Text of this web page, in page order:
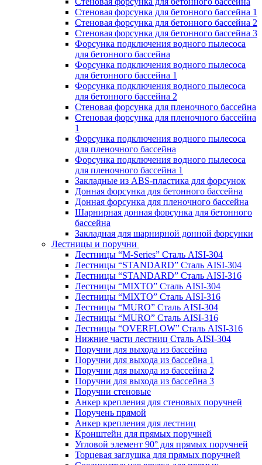
Стеновая форсунка для бетонного бассейна 1
Стеновая форсунка для бетонного бассейна 2
Стеновая форсунка для бетонного бассейна 3
Форсунка подключения водного пылесоса
для бетонного бассейна
Форсунка подключения водного пылесоса
для бетонного бассейна 1
Форсунка подключения водного пылесоса
для бетонного бассейна 2
Стеновая форсунка для пленочного бассейна
Стеновая форсунка для пленочного бассейна
1
Форсунка подключения водного пылесоса
для пленочного бассейна
Форсунка подключения водного пылесоса
для пленочного бассейна 1
Закладные из ABS-пластика для форсунок
Донная форсунка для бетонного бассейна
Донная форсунка для пленочного бассейна
Шарнирная донная форсунка для бетонного
бассейна
Закладная для шарнирной донной форсунки
Лестницы и поручни
Лестницы “M-Series” Сталь AISI-304
Лестницы “STANDARD” Сталь AISI-304
Лестницы “STANDARD” Сталь AISI-316
Лестницы “MIXTO” Сталь AISI-304
Лестницы “MIXTO” Сталь AISI-316
Лестницы “MURO” Сталь AISI-304
Лестницы “MURO” Сталь AISI-316
Лестницы “OVERFLOW” Сталь AISI-316
Нижние части лестниц Сталь AISI-304
Поручни для выхода из бассейна
Поручни для выхода из бассейна 1
Поручни для выхода из бассейна 2
Поручни для выхода из бассейна 3
Поручни стеновые
Анкер крепления для стеновых поручней
Поручень прямой
Анкер крепления для лестниц
Кронштейн для прямых поручней
Угловой элемент 90° для прямых поручней
Торцевая заглушка для прямых поручней